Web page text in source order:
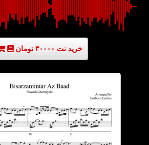
خرید نت ۳۰۰۰۰ تومان